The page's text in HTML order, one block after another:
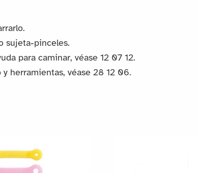
sujeta-pinceles.
para caminar, véase 12 07 12.
herramientas, véase 28 12 06.